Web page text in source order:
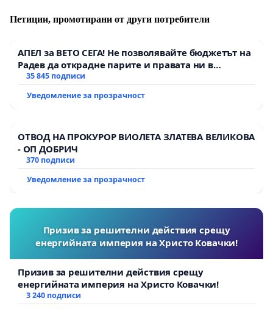
Петиции, промотирани от други потребители
АПЕЛ за ВЕТО СЕГА! Не позволявайте бюджетът на
Радев да открадне парите и правата ни в
тъмното
35 845 подписи
Уведомление за прозрачност
ОТВОД НА ПРОКУРОР ВИОЛЕТА ЗЛАТЕВА ВЕЛИКОВА
- ОП ДОБРИЧ
370 подписи
Уведомление за прозрачност
Призив за решителни действия срещу
енергийната империя на Христо Ковачки!
Призив за решителни действия срещу
енергийната империя на Христо Ковачки!
3 240 подписи